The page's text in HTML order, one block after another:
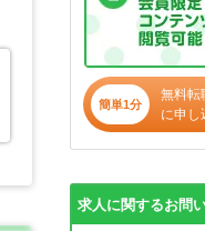
簡単1分
無料転
に申し
求人に関するお問